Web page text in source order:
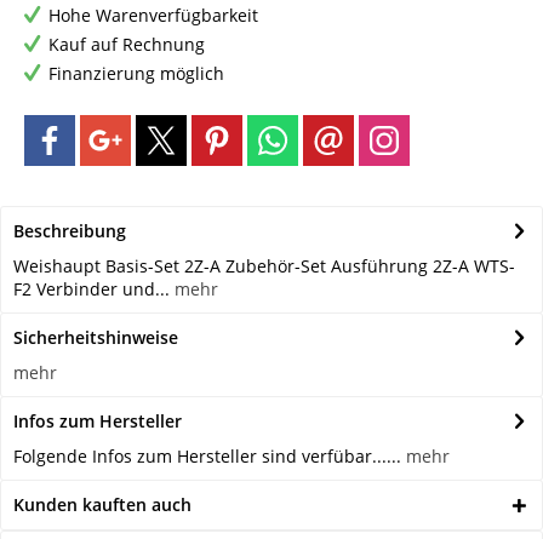
Hohe Warenverfügbarkeit
Kauf auf Rechnung
Finanzierung möglich
Beschreibung
Weishaupt Basis-Set 2Z-A Zubehör-Set Ausführung 2Z-A WTS-
F2 Verbinder und... mehr
Sicherheitshinweise
mehr
Infos zum Hersteller
Folgende Infos zum Hersteller sind verfübar...... mehr
Kunden kauften auch